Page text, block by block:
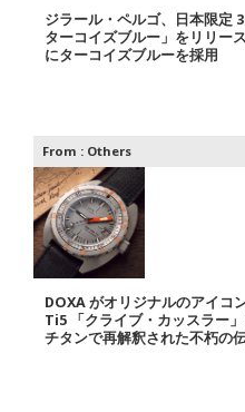
ジラール・ペルゴ、日本限定
ターコイズブルー」をリリー
にターコイズブルーを採用
From : Others
DOXA がオリジナルのアイコ
Ti5 「クライブ・カッスラー
チタンで再解釈された不朽の